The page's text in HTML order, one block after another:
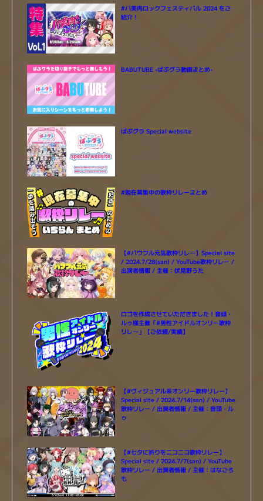
#バ美肉ロックフェスティバル 2024 をご
紹介！
BABUTUBE -ばぶグラ動画まとめ-
ばぶグラ Special website
#現在募集中の歌枠リレーまとめ
【#パワフル元気歌枠リレー】Special site
/ 2024.7/28(san) / YouTube歌枠リレー /
出演者情報 / 主催：伏見野うた
ロゴを作成させていただきました！音頭・
ルゥ様主催「#男性アイドルオンリー歌枠
リレー」【ご依頼/実績】
【#ヴィジュアル系オンリー歌枠リレー】
Special site / 2024.7/14(san) / YouTube
歌枠リレー / 出演者情報 / 主催：音頭・ル
ゥ
【#七夕に祈りをニコニコ歌枠リレー】
Special site / 2024.7/7(san) / YouTube
歌枠リレー / 出演者情報 / 主催：はなごろ
も